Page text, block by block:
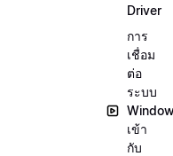
Driver
การ
เชื่อม
ต่อ
ระบบ
เข้า
กับ